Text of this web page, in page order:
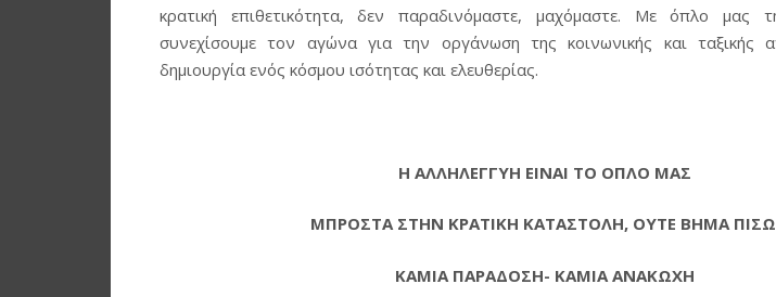
κρατική επιθετικότητα, δεν παραδινόμαστε, μαχόμαστε. Με όπλο μας
συνεχίσουμε τον αγώνα για την οργάνωση της κοινωνικής και ταξικής
δημιουργία ενός κόσμου ισότητας και ελευθερίας.
Η ΑΛΛΗΛΕΓΓΥΗ ΕΙΝΑΙ ΤΟ ΟΠΛΟ ΜΑΣ
ΜΠΡΟΣΤΑ ΣΤΗΝ ΚΡΑΤΙΚΗ ΚΑΤΑΣΤΟΛΗ, ΟΥΤΕ ΒΗΜΑ
ΚΑΜΙΑ ΠΑΡΑΔΟΣΗ- ΚΑΜΙΑ ΑΝΑΚΩΧΗ